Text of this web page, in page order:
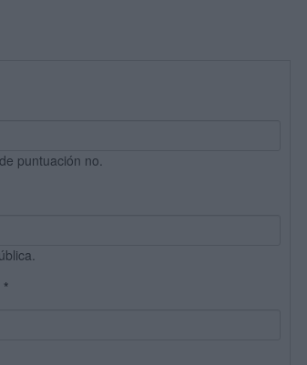
puntuación no.
*